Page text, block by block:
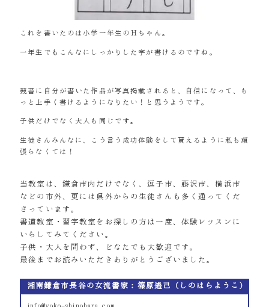
これを書いたのは小学一年生のＨちゃん。
一年生でもこんなにしっかりした字が書けるのですね。
競書に自分が書いた作品が写真掲載されると、自信になって、も
っと上手く書けるようになりたい！と思うようです。
子供だけでなく大人も同じです。
生徒さんみんなに、こう言う成功体験をして貰えるように私も頑
張らなくては！
当教室は、鎌倉市内だけでなく、逗子市、藤沢市、横浜市
などの市外、更には県外からの生徒さんも多く通ってくだ
さっています。
書道教室・習字教室をお探しの方は一度、体験レッスンに
いらしてみてください。
子供・大人を問わず、どなたでも大歓迎です。
最後までお読みいただきありがとうございました。
湘南鎌倉市長谷の女流書家：篠原遙己（しのはらようこ）